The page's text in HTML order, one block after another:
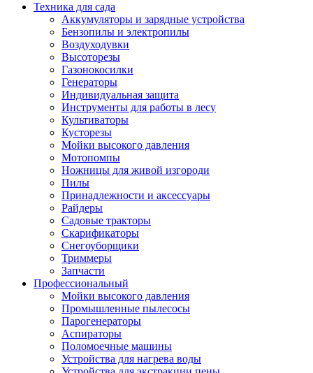
Техника для сада
Аккумуляторы и зарядные устройства
Бензопилы и электропилы
Воздуходувки
Высоторезы
Газонокосилки
Генераторы
Индивидуальная защита
Инструменты для работы в лесу
Культиваторы
Кусторезы
Мойки высокого давления
Мотопомпы
Ножницы для живой изгороди
Пилы
Принадлежности и аксессуары
Райдеры
Садовые тракторы
Скарификаторы
Снегоуборщики
Триммеры
Запчасти
Профессиональный
Мойки высокого давления
Промышленные пылесосы
Парогенераторы
Аспираторы
Поломоечные машины
Устройства для нагрева воды